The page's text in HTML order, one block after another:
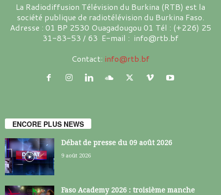
La Radiodiffusion Télévision du Burkina (RTB) est la
société publique de radiotélévision du Burkina Faso.
Adresse : 01 BP 2530 Ouagadougou 01 Tél : (+226) 25
31-83-53 / 63 E-mail : info@rtb.bf
Contact: info@rtb.bf
ENCORE PLUS NEWS
Débat de presse du 09 août 2026
9 août 2026
Faso Academy 2026 : troisième manche